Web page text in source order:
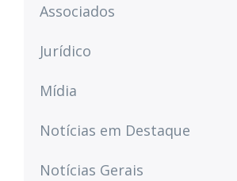
Associados
Jurídico
Mídia
Notícias em Destaque
Notícias Gerais